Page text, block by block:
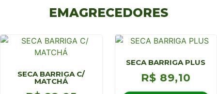
EMAGRECEDORES
SECA BARRIGA C/
MATCHÁ
SECA BARRIGA PLUS
R$ 89,10